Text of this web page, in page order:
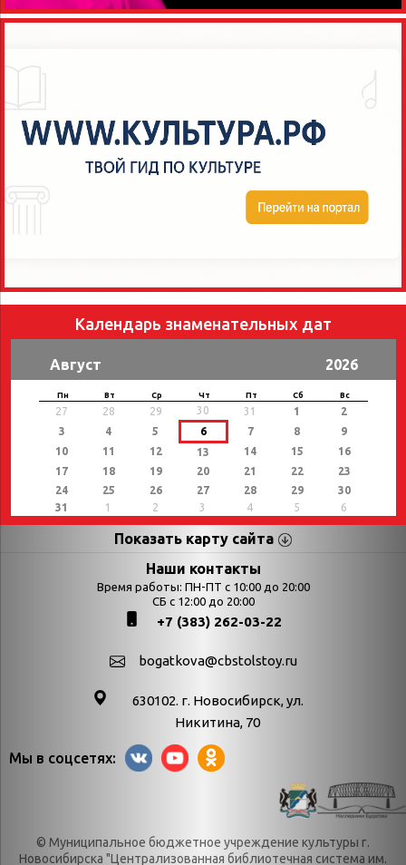
Календарь знаменательных дат
Август 2026
Пн Вт Ср Чт Пт Сб Вс
27 28 29 30 31 1
2
3
4 5 6 7 8
9
10
11 12 13 14 15
16
17
18 19 20 21 22
23
24
25 26 27 28 29
30
31
1 2 3 4 5 6
Показать карту сайта
Страницы Категории
Календарь
Богатков
Новости
Выставки
День в истории
День в истории.
День в истории.
Декабрь
День в истории.
Июль
Наши контакты
Время работы: ПН-ПТ с 10:00 до 20:00
СБ с 12:00 до 20:00
+7 (383) 262-03-22
bogatkova@cbstolstoy.ru
630102. г. Новосибирск, ул.
Никитина, 70
Мы в соцсетях:
© Муниципальное бюджетное учреждение культуры г.
Новосибирска "Централизованная библиотечная система им.